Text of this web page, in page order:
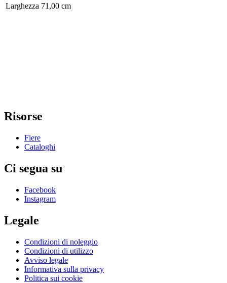
Larghezza 71,00 cm
Risorse
Fiere
Cataloghi
Ci segua su
Facebook
Instagram
Legale
Condizioni di noleggio
Condizioni di utilizzo
Avviso legale
Informativa sulla privacy
Politica sui cookie